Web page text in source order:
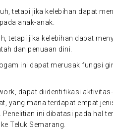
tetapi jika kelebihan dapat
anak-anak.
tetapi jika kelebihan dapat
dan penuaan dini.
ini dapat merusak fungsi
dapat diidentifikasi
yang mana terdapat empat
ini dibatasi pada hal
Teluk Semarang.